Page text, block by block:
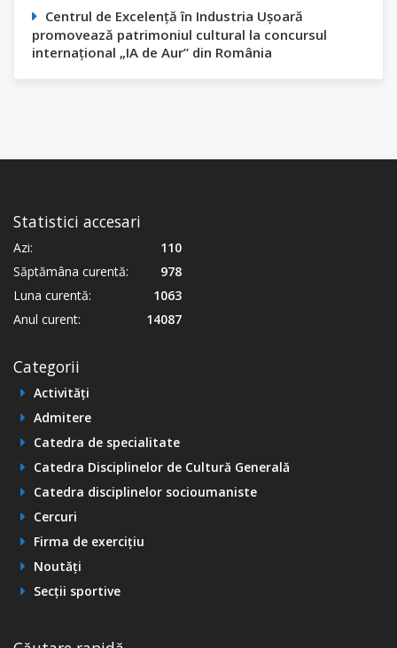
Centrul de Excelență în Industria Ușoară
promovează patrimoniul cultural la concursul
internațional „IA de Aur” din România
Statistici accesari
Azi:
110
Săptămâna curentă:
978
Luna curentă:
1063
Anul curent:
14087
Categorii
Activități
Admitere
Catedra de specialitate
Catedra Disciplinelor de Cultură Generală
Catedra disciplinelor socioumaniste
Cercuri
Firma de exercițiu
Noutăți
Secții sportive